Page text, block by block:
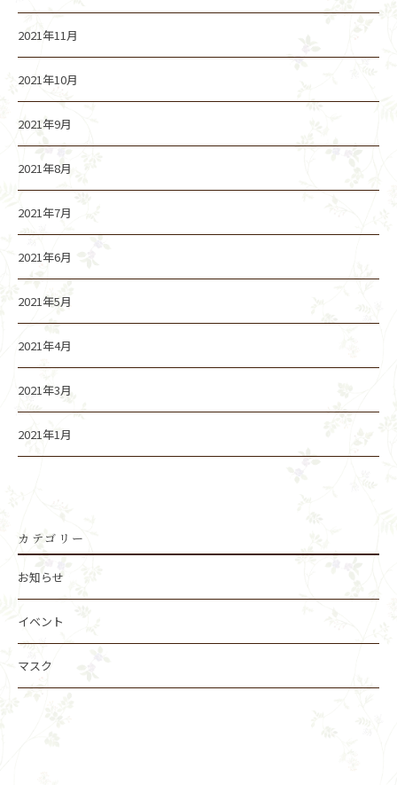
2021年11月
2021年10月
2021年9月
2021年8月
2021年7月
2021年6月
2021年5月
2021年4月
2021年3月
2021年1月
カテゴリー
お知らせ
イベント
マスク